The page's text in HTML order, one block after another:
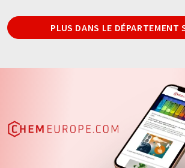
PLUS DANS LE DÉPARTEMENT